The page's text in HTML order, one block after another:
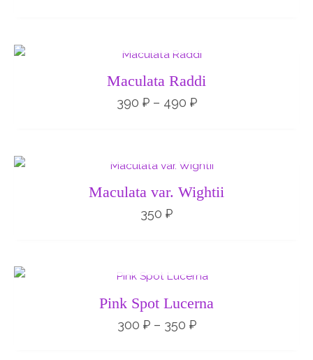
Maculata Raddi
390 ₽ – 490 ₽
Диапазон
цен:
390 ₽
–
490 ₽
Maculata var. Wightii
350 ₽
Pink Spot Lucerna
300 ₽ – 350 ₽
Диапазон
цен:
–
350 ₽